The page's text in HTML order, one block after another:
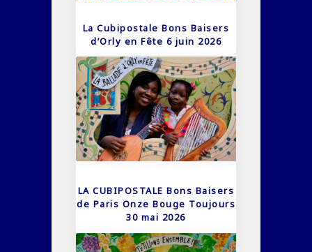
La Cubipostale Bons Baisers
d’Orly en Fête 6 juin 2026
LA CUBIPOSTALE Bons Baisers
de Paris Onze Bouge Toujours
30 mai 2026